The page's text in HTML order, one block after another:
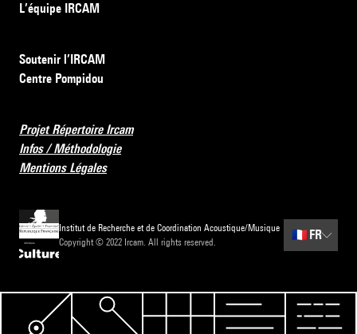
L’équipe IRCAM
Soutenir l’IRCAM
Centre Pompidou
Projet Répertoire Ircam
Infos / Méthodologie
Mentions Légales
Institut de Recherche et de Coordination Acoustique/Musique
Copyright © 2022 Ircam. All rights reserved.
🇫🇷 FR